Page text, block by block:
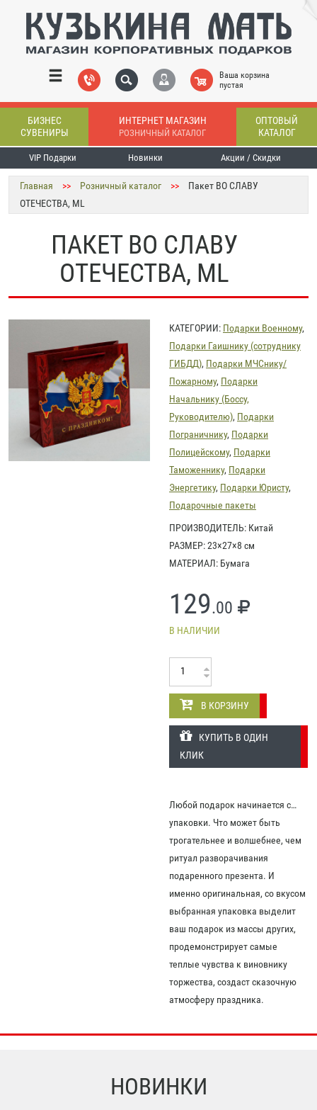
Ваша корзина
пустая
БИЗНЕС
СУВЕНИРЫ
ИНТЕРНЕТ МАГАЗИН
РОЗНИЧНЫЙ КАТАЛОГ
ОПТОВЫЙ
КАТАЛОГ
VIP Подарки Новинки Акции / Скидки
Главная >> Розничный каталог >>
Пакет ВО СЛАВУ
ОТЕЧЕСТВА, ML
ПАКЕТ ВО СЛАВУ
ОТЕЧЕСТВА, ML
КАТЕГОРИИ: Подарки Военному,
Подарки Гаишнику (сотруднику
ГИБДД), Подарки МЧСнику/
Пожарному, Подарки
Начальнику (Боссу,
Руководителю), Подарки
Пограничнику, Подарки
Полицейскому, Подарки
Таможеннику, Подарки
Энергетику, Подарки Юристу,
Подарочные пакеты
ПРОИЗВОДИТЕЛЬ: Китай
РАЗМЕР: 23×27×8 см
МАТЕРИАЛ: Бумага
129.00
В НАЛИЧИИ
В КОРЗИНУ
КУПИТЬ В ОДИН
КЛИК
Любой подарок начинается с…
упаковки. Что может быть
трогательнее и волшебнее, чем
ритуал разворачивания
подаренного презента. И
именно оригинальная, со вкусом
выбранная упаковка выделит
ваш подарок из массы других,
продемонстрирует самые
теплые чувства к виновнику
торжества, создаст сказочную
атмосферу праздника.
НОВИНКИ